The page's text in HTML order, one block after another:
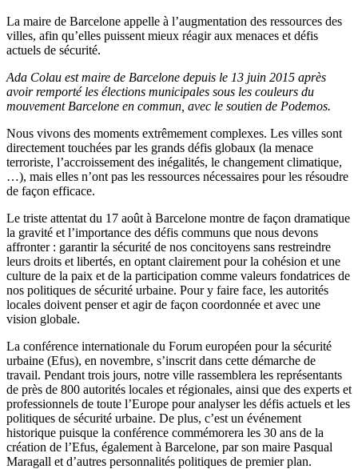
La maire de Barcelone appelle à l’augmentation des ressources des
villes, afin qu’elles puissent mieux réagir aux menaces et défis
actuels de sécurité.
Ada Colau est maire de Barcelone depuis le 13 juin 2015 après
avoir remporté les élections municipales sous les couleurs du
mouvement Barcelone en commun, avec le soutien de Podemos.
Nous vivons des moments extrêmement complexes. Les villes sont
directement touchées par les grands défis globaux (la menace
terroriste, l’accroissement des inégalités, le changement climatique,
…), mais elles n’ont pas les ressources nécessaires pour les résoudre
de façon efficace.
Le triste attentat du 17 août à Barcelone montre de façon dramatique
la gravité et l’importance des défis communs que nous devons
affronter : garantir la sécurité de nos concitoyens sans restreindre
leurs droits et libertés, en optant clairement pour la cohésion et une
culture de la paix et de la participation comme valeurs fondatrices de
nos politiques de sécurité urbaine. Pour y faire face, les autorités
locales doivent penser et agir de façon coordonnée et avec une
vision globale.
La conférence internationale du Forum européen pour la sécurité
urbaine (Efus), en novembre, s’inscrit dans cette démarche de
travail. Pendant trois jours, notre ville rassemblera les représentants
de près de 800 autorités locales et régionales, ainsi que des experts et
professionnels de toute l’Europe pour analyser les défis actuels et les
politiques de sécurité urbaine. De plus, c’est un événement
historique puisque la conférence commémorera les 30 ans de la
création de l’Efus, également à Barcelone, par son maire Pasqual
Maragall et d’autres personnalités politiques de premier plan.